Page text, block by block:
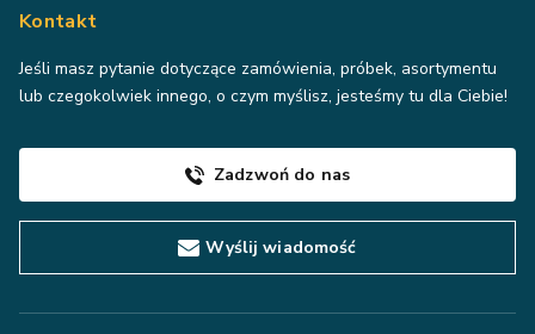
Kontakt
Jeśli masz pytanie dotyczące zamówienia, próbek, asortymentu
lub czegokolwiek innego, o czym myślisz, jesteśmy tu dla Ciebie!
Zadzwoń do nas
Wyślij wiadomość